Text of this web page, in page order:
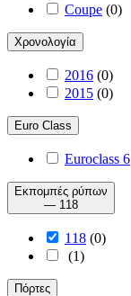
Coupe (0)
Χρονολογία
2016 (0)
2015 (0)
Euro Class
Euroclass 6
Εκπομπές ρύπων
— 118
118 (0)
(1)
Πόρτες